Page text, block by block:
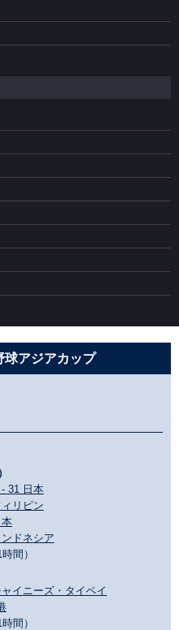
球アジアカップ
31 日本
リピン
ドネシア
間）
イニーズ・タイペイ
間）